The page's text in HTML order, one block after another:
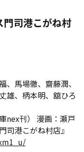
司港こがね村
馬場徹、齋藤潤、
雄、柄本明、舘ひろ
nex刊） 漫画：瀬戸
港こがね村店』